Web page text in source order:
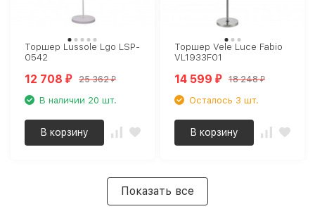
Торшер Lussole Lgo LSP-
0542
12 708₽ 25 362₽
В наличии 20 шт.
В корзину
Торшер Vele Luce Fabio
VL1933F01
14 599₽ 18 248₽
Осталось 3 шт.
В корзину
Показать все